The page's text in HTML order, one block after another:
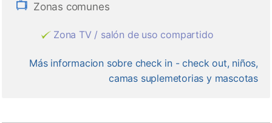
Zonas comunes
Zona TV / salón de uso compartido
Más informacion sobre check in - check out, niños,
camas suplemetorias y mascotas